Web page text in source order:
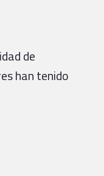
de
han tenido